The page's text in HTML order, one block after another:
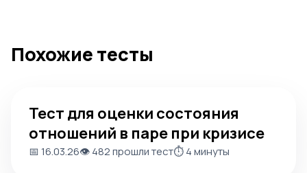
Похожие тесты
Тест для оценки состояния
отношений в паре при кризисе
📅 16.03.26👁️ 482 прошли тест⏱️ 4 минуты